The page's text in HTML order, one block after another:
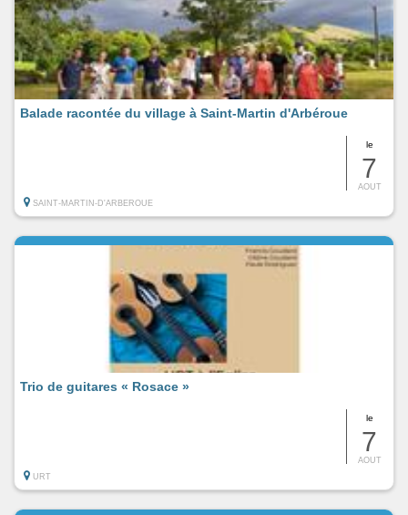
le
7
AOUT
Balade racontée du village à Saint-Martin d'Arbéroue
SAINT-MARTIN-D'ARBEROUE
le
7
AOUT
Trio de guitares « Rosace »
URT